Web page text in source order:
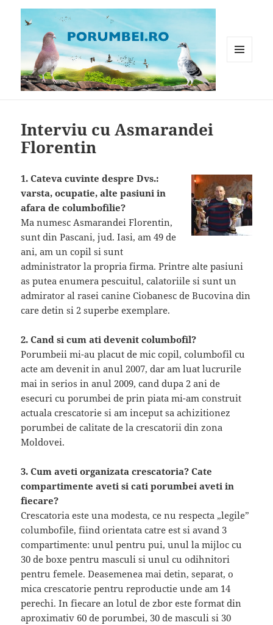
Interviu cu Asmarandei
Florentin
1. Cateva cuvinte despre Dvs.:
varsta, ocupatie, alte pasiuni in
afara de columbofilie?
Ma numesc Asmarandei Florentin,
sunt din Pascani, jud. Iasi, am 49 de
ani, am un copil si sunt
administrator la propria firma. Printre alte pasiuni
as putea enumera pescuitul, calatoriile si sunt un
admirator al rasei canine Ciobanesc de Bucovina din
care detin si 2 superbe exemplare.
2. Cand si cum ati devenit columbofil?
Porumbeii mi-au placut de mic copil, columbofil cu
acte am devenit in anul 2007, dar am luat lucrurile
mai in serios in anul 2009, cand dupa 2 ani de
esecuri cu porumbei de prin piata mi-am construit
actuala crescatorie si am inceput sa achizitionez
porumbei de calitate de la crescatorii din zona
Moldovei.
3. Cum aveti organizata crescatoria? Cate
compartimente aveti si cati porumbei aveti in
fiecare?
Crescatoria este una modesta, ce nu respecta „legile”
columbofile, fiind orientata catre est si avand 3
compartimente: unul pentru pui, unul la mijloc cu
30 de boxe pentru masculi si unul cu odihnitori
pentru femele. Deasemenea mai detin, separat, o
mica crescatorie pentru reproductie unde am 14
perechi. In fiecare an lotul de zbor este format din
aproximativ 60 de porumbei, 30 de masculi si 30